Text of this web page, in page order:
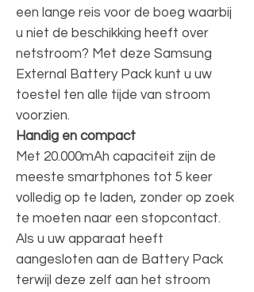
een lange reis voor de boeg waarbij
u niet de beschikking heeft over
netstroom? Met deze Samsung
External Battery Pack kunt u uw
toestel ten alle tijde van stroom
voorzien.
Handig en compact
Met 20.000mAh capaciteit zijn de
meeste smartphones tot 5 keer
volledig op te laden, zonder op zoek
te moeten naar een stopcontact.
Als u uw apparaat heeft
aangesloten aan de Battery Pack
terwijl deze zelf aan het stroom